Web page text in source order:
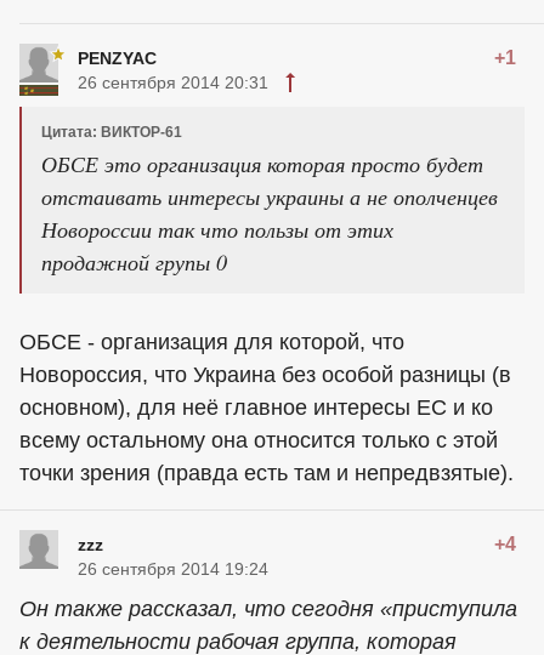
PENZYAC +1
26 сентября 2014 20:31
Цитата: ВИКТОР-61
ОБСЕ это организация которая просто будет
отстаивать интересы украины а не ополченцев
Новороссии так что пользы от этих
продажной групы 0
ОБСЕ - организация для которой, что
Новороссия, что Украина без особой разницы (в
основном), для неё главное интересы ЕС и ко
всему остальному она относится только с этой
точки зрения (правда есть там и непредвзятые).
zzz +4
26 сентября 2014 19:24
Он также рассказал, что сегодня «приступила
к деятельности рабочая группа, которая